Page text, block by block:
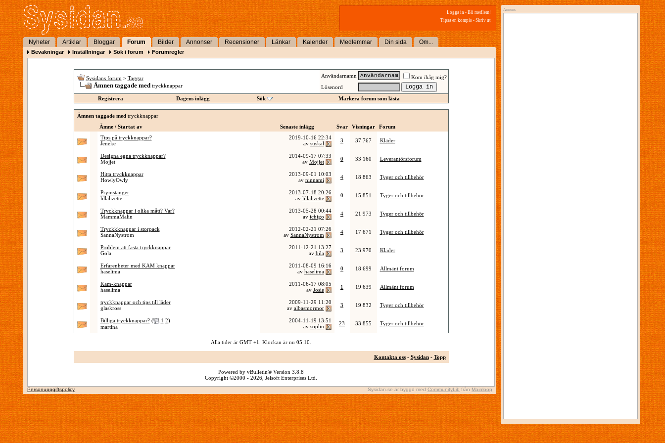
Logga in - Bli medlem!
Tipsa en kompis - Skriv ut
Nyheter Artiklar Bloggar Forum Bilder Annonser Recensioner Länkar Kalender Medlemmar Din sida Om...
Bevakningar Inställningar Sök i forum Forumregler
Sysidans forum > Taggar
Ämnen taggade med tryckknappar
Användarnamn
Kom ihåg mig?
Lösenord
Registrera
Dagens inlägg Sök Markera forum som lästa
Ämnen taggade med tryckknappar
Ämne / Startat av
Senaste inlägg Svar Visningar
Forum
Tips på tryckknappar?
Jeneke
2019-10-16 22:34
av suskal 3 37 767 Kläder
Designa egna tryckknappar?
Mojjet
2014-09-17 07:33
av Mojjet 0 33 160 Leverantörsforum
Hitta tryckknappar
HowlyOwly
2013-09-01 10:03
av ninnami 4 18 863 Tyger och tillbehör
Prymstänger
lillalizette
2013-07-18 20:26
av lillalizette 0 15 851 Tyger och tillbehör
Tryckknappar i olika mått? Var?
MammaMalin
2013-05-28 00:44
av ichigo 4 21 973 Tyger och tillbehör
Tryckkknappar i storpack
SannaNystrom
2012-02-21 07:26
av SannaNystrom 4 17 671 Tyger och tillbehör
Problem att fästa tryckknappar
Gola
2011-12-21 13:27
av bila 3 23 970 Kläder
Erfarenheter med KAM knappar
haselima
2011-08-09 16:16
av haselima 0 18 699 Allmänt forum
Kam-knappar
haselima
2011-06-17 08:05
av Josie 1 19 639 Allmänt forum
tryckknappar och tips till läder
glaskross
2009-11-29 11:20
av albasmormor 3 19 832 Tyger och tillbehör
Billiga tryckknappar? ( 1 2)
martina
2004-11-19 13:51
av soplin 23 33 855 Tyger och tillbehör
Alla tider är GMT +1. Klockan är nu 05:10
Kontakta oss- Sysidan- Topp
Powered by vBulletin® Version 3.8.8
Copyright ©2000 - 2026, Jelsoft Enterprises Ltd.
Sysidan.se är byggd med CommunityLib från Mainloop
Personuppgiftspolicy
Annons